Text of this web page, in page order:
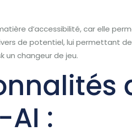
d’accessibilité, car elle
de potentiel, lui permettant
un changeur de jeu.
: